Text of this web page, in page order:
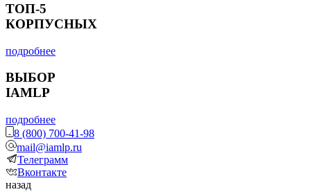
ТОП-5
КОРПУСНЫХ
подробнее
ВЫБОР
IAMLP
подробнее
8 (800) 700-41-98
mail@iamlp.ru
Телеграмм
Вконтакте
назад